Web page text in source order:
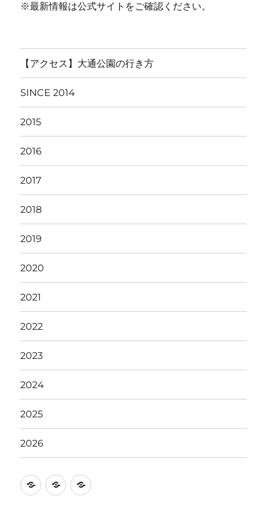
※最新情報は公式サイトをご確認ください。
【アクセス】大通公園の行き方
SINCE 2014
2015
2016
2017
2018
2019
2020
2021
2022
2023
2024
2025
2026
イ
駐
ア